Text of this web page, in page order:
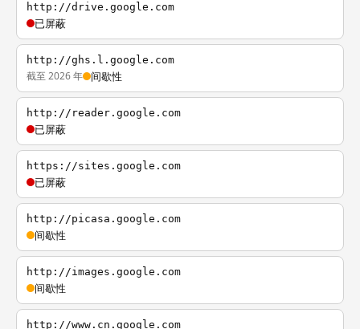
http://drive.google.com
已屏蔽
http://ghs.l.google.com
截至 2026 年 间歇性
http://reader.google.com
已屏蔽
https://sites.google.com
已屏蔽
http://picasa.google.com
间歇性
http://images.google.com
间歇性
http://www.cn.google.com